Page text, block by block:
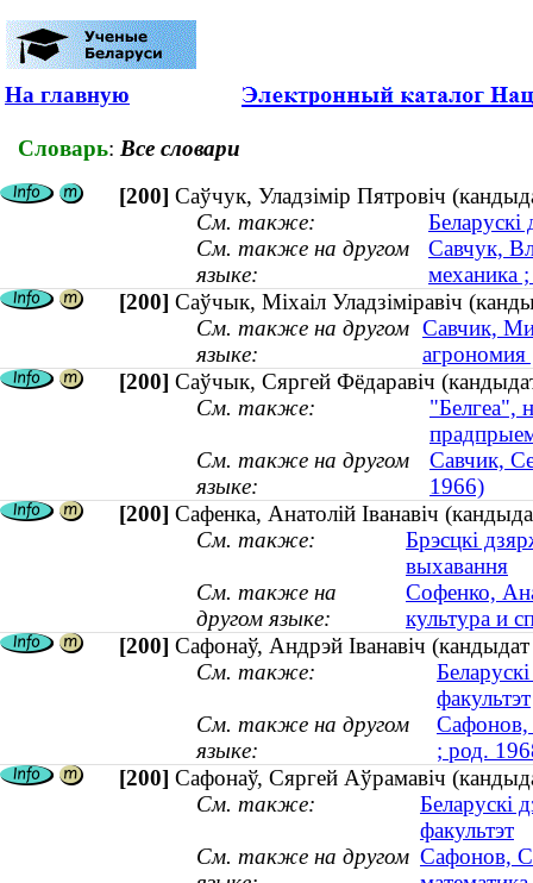
На главную
Словарь: Все словари
[200] Саўчук, Уладзімір Пятровіч
См. также:
См. также на другом
языке:
Савчук,
механика
[200] Саўчык, Міхаіл Уладзіміравіч
См. также на другом
языке:
Савчик,
[200] Саўчык, Сяргей Фёдаравіч
См. также:
"Белгеа",
См. также на другом
языке:
Савчик,
1966)
[200] Сафенка, Анатолій Іванавіч
См. также:
Брэсцкі
выхавання
См. также на
другом языке:
Софенко,
культура и
[200] Сафонаў, Андрэй Іванавіч
См. также:
факультэт
См. также на другом
языке:
Сафонов,
; род.
[200] Сафонаў, Сяргей Аўрамавіч
См. также:
Беларускі
факультэт
См. также на другом Сафонов,